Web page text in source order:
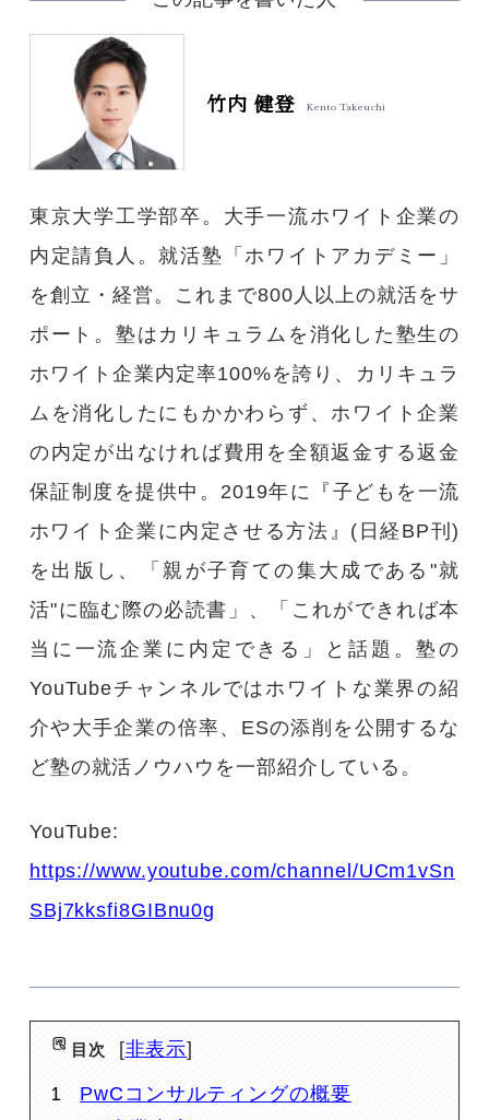
大学関係者の方へ
問い合わせフォーム
竹内 健登 Kento Takeuchi
東京大学工学部卒。大手一流ホワイト企業の
内定請負人。就活塾「ホワイトアカデミー」
を創立・経営。これまで800人以上の就活をサ
ポート。塾はカリキュラムを消化した塾生の
ホワイト企業内定率100%を誇り、カリキュラ
ムを消化したにもかかわらず、ホワイト企業
の内定が出なければ費用を全額返金する返金
保証制度を提供中。2019年に『子どもを一流
ホワイト企業に内定させる方法』(日経BP刊)
を出版し、「親が子育ての集大成である"就
活"に臨む際の必読書」、「これができれば本
当に一流企業に内定できる」と話題。塾の
YouTubeチャンネルではホワイトな業界の紹
介や大手企業の倍率、ESの添削を公開するな
ど塾の就活ノウハウを一部紹介している。
YouTube:
https://www.youtube.com/channel/UCm1vSn
SBj7kksfi8GIBnu0g
目次 非表示
PwCコンサルティングの概要